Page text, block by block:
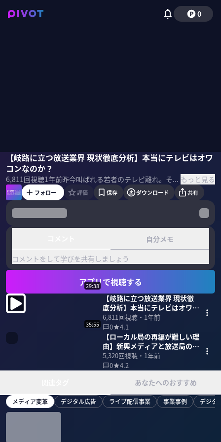
0
【岐路に立つ放送業界 現状徹底分析】本当にテレビはオワ
コンなのか？
6,811回視聴1年前 昨今叫ばれる若者のテレビ離れ。そこに起こったフジテレビ問題。本当にテレビはオワコンなのか？勢いを増すTVerの存在。在京キー局各社は売上高好調のわけとは。水野泰志氏と塩野誠氏に岐路に立つ放送業界を徹底分析した。 ＜ゲスト＞ 水野泰志｜メディア激動研究所 代表 大学卒業後、中日新聞社に入社。東京新聞（中日新聞社東京本社）で政治部、経済部、編集委員を通じ、メディア・情報通信を担当。現在はメディアや情報通信政策を研究。 塩野誠｜株式会社経営共創基盤 取締役CLO・マネージングディレクター。コンサルティング、M&Aアドバイザリー、投資に関しても豊富な経験を持つ。内閣府知的財産戦略本部構想委員会委員など務める。ライブドアによるニッポン放送買収に関わる。 ＜目次＞ もっと見る
塩野誠水野泰志小手森千紗
フォロー 評価 保存 ダウンロード 共有
自分メモ
コメントをして学びを共有しましょう
アプリで視聴する
29:38
【岐路に立つ放送業界 現状徹
底分析】本当にテレビはオワコ
ンなのか？
6,811回視聴・ 1年前
0
4.1
35:55
【ローカル局の再編が難しい理
由】新興メディアと放送局の関
係性
5,320回視聴・ 1年前
0
4.2
あなたへのおすすめ
メディア変革 デジタル広告 ライブ配信事業 事業事例 デジタ